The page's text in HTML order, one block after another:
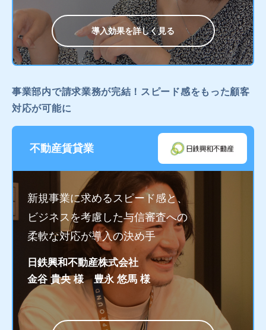
導入効果を詳しく見る
事業部内で請求業務が完結！スピード感をもった顧客
対応が可能に
不動産賃貸業
新規事業に求めるスピード感と、
ビジネスを考慮した与信審査への
柔軟な対応が導入の決め手
日鉄興和不動産株式会社
金谷 貴央 様 豊永 悠馬 様